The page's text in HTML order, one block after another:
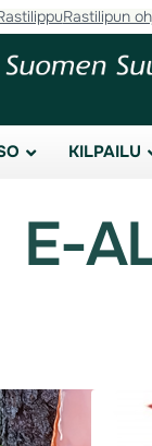
Rastilipun
KILPAILU
E-